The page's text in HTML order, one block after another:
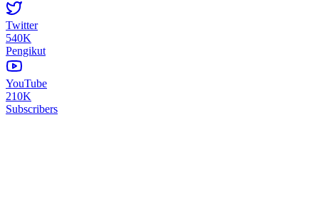
Twitter
540K
Pengikut
YouTube
210K
Subscribers